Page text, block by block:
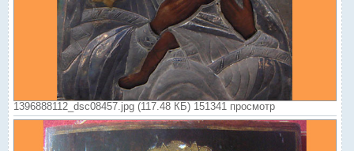
1396888112_dsc08457.jpg (117.48 КБ) 151341 просмотр